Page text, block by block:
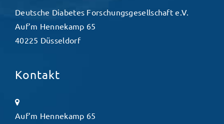
Deutsche Diabetes Forschungsgesellschaft e.V.
Auf’m Hennekamp 65
40225 Düsseldorf
Kontakt
Auf’m Hennekamp 65